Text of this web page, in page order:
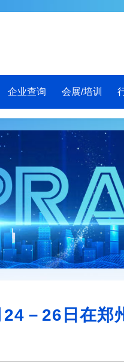
企业查询 会展/培训
－26日在郑